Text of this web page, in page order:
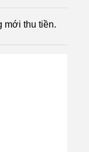
mới thu tiền.